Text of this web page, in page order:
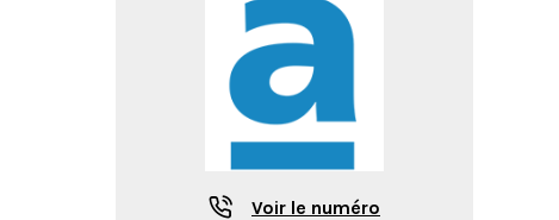
Voir le numéro